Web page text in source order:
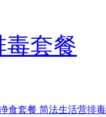
毒套餐
食套餐 简法生活营排